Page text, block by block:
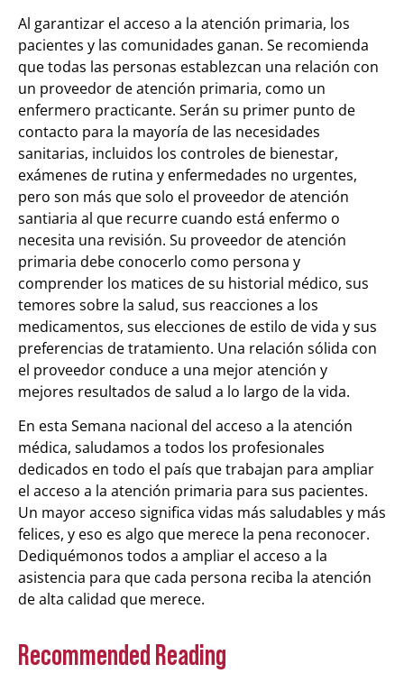
Al garantizar el acceso a la atención primaria, los
pacientes y las comunidades ganan. Se recomienda
que todas las personas establezcan una relación con
un proveedor de atención primaria, como un
enfermero practicante. Serán su primer punto de
contacto para la mayoría de las necesidades
sanitarias, incluidos los controles de bienestar,
exámenes de rutina y enfermedades no urgentes,
pero son más que solo el proveedor de atención
santiaria al que recurre cuando está enfermo o
necesita una revisión. Su proveedor de atención
primaria debe conocerlo como persona y
comprender los matices de su historial médico, sus
temores sobre la salud, sus reacciones a los
medicamentos, sus elecciones de estilo de vida y sus
preferencias de tratamiento. Una relación sólida con
el proveedor conduce a una mejor atención y
mejores resultados de salud a lo largo de la vida.
En esta Semana nacional del acceso a la atención
médica, saludamos a todos los profesionales
dedicados en todo el país que trabajan para ampliar
el acceso a la atención primaria para sus pacientes.
Un mayor acceso significa vidas más saludables y más
felices, y eso es algo que merece la pena reconocer.
Dediquémonos todos a ampliar el acceso a la
asistencia para que cada persona reciba la atención
de alta calidad que merece.
Recommended Reading